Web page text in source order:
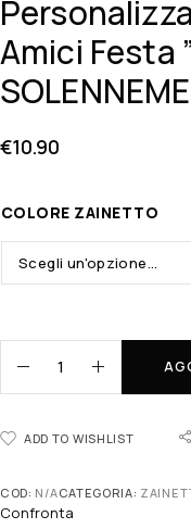
Amici Festa
€10.90
COLORE ZAINETTO
ADD TO WISHLIST
COD: N/ACATEGORIA:
Confronta